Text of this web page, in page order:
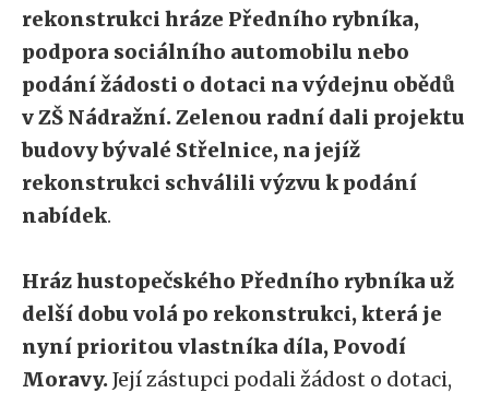
rekonstrukci hráze Předního rybníka,
podpora sociálního automobilu nebo
podání žádosti o dotaci na výdejnu obědů
v ZŠ Nádražní.Zelenou radní dali projektu
budovy bývalé Střelnice, na jejíž
rekonstrukci schválili výzvu k podání
nabídek.
Hráz hustopečského Předního rybníka už
delší dobu volá po rekonstrukci, která je
nyní prioritou vlastníka díla, Povodí
Moravy.Její zástupci podali žádost o dotaci,